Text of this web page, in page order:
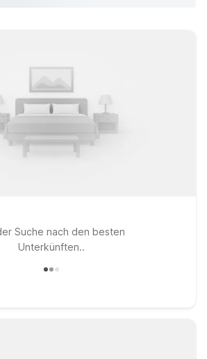
Suche nach den besten
Unterkünften..